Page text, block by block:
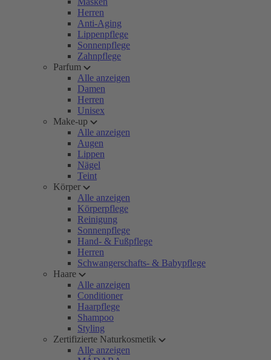
Herren
Anti-Aging
Lippenpflege
Sonnenpflege
Zahnpflege
Parfum
Alle anzeigen
Damen
Herren
Unisex
Make-up
Alle anzeigen
Augen
Lippen
Nägel
Teint
Körper
Alle anzeigen
Körperpflege
Reinigung
Sonnenpflege
Hand- & Fußpflege
Herren
Schwangerschafts- & Babypflege
Haare
Alle anzeigen
Conditioner
Haarpflege
Shampoo
Styling
Zertifizierte Naturkosmetik
Alle anzeigen